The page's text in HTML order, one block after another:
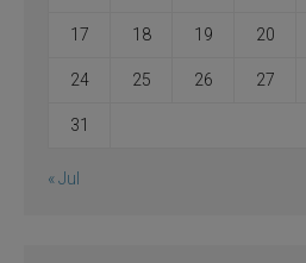
17 18 19 20
24 25 26 27
31
« Jul